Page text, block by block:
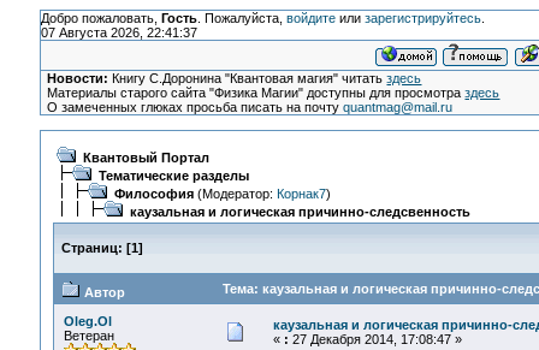
Добро пожаловать, Гость. Пожалуйста, войдитеили зарегистрируйтесь.
07 Августа 2026, 22:41:37
Новости: Книгу С.Доронина "Квантовая магия" читатьздесь
Материалы старого сайта "Физика Магии" доступны для просмотраздесь
О замеченных глюках просьба писать на почтуquantmag@mail.ru
Квантовый Портал
Тематические разделы
Философия(Модератор: Корнак7)
каузальная и логическая причинно-следсвенность
Страниц: [1]
Автор Тема: каузальная и логическая причинно-
Oleg.Ol
Ветеран
каузальная и логическая причинно-
« : 27 Декабря 2014, 17:08:47 »